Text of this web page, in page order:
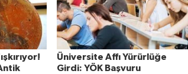
Üniversite Affı Yürürlüğe
Girdi: YÖK Başvuru